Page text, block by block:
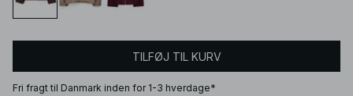
TILFØJ TIL KURV
Fri fragt til Danmark inden for 1-3 hverdage*